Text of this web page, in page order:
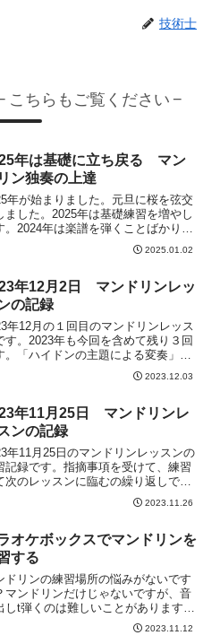
技術士
こちらもご覧ください
年は基礎に立ち戻る マン
ン独奏の上達
年が始まりました。元旦に桜を弦交
ました。2025年は基礎練習を増やし
。2024年は楽譜を弾くことばかりで
が、基礎練習の必要性を感じていま
。どのような基礎練習をするか。基
2025.01.02
年12月2日 マンドリンレッ
の記録
年12月の１回目のマンドリンレッス
す。2023年も今回を含めて残り３回
。「ハイドンの主題による変奏」は
いマンドリン独奏曲です。来年の演
に向けて練習します。ただし、弾く
よる変奏」は難しく間に合わないで
。
2023.12.03
年11月25日 マンドリンレ
ンの記録
年11月25日のマンドリンレッスンの
記録です。指摘事項を受けて、練習
次のレッスンに臨むの繰り返しで
今回の指摘は次回のレッスンまでに
したいですが、長期的な課題になり
です。
2023.11.26
オケボックスでマンドリンを
する
ドリンの練習場所の悩みがないです
マンドリンだけじゃないですが、音
しt弾くのは難しいことがあります。
では。そんな時はカラオケボックス
すすめです。音を出しても大丈夫で
2023.11.12